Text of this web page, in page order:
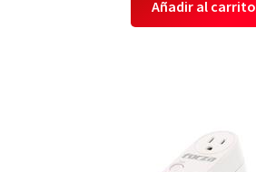
Añadir al carrito